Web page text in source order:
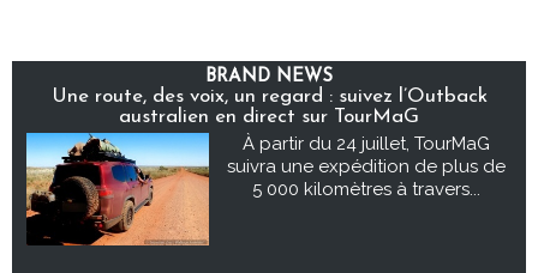
BRAND NEWS
Une route, des voix, un regard : suivez l’Outback
australien en direct sur TourMaG
À partir du 24 juillet, TourMaG
suivra une expédition de plus de
5 000 kilomètres à travers...